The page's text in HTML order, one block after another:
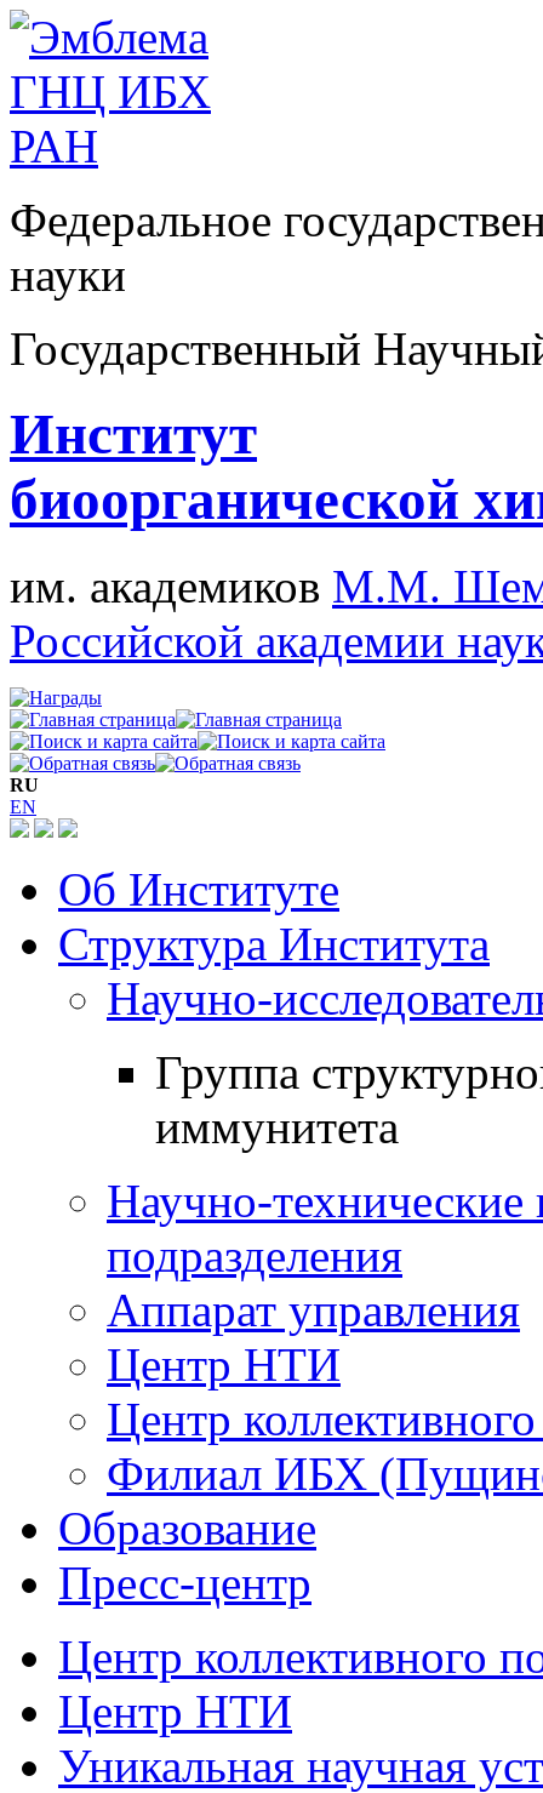
Федеральное
науки
Государственный
Институт
биоорганической
им. академиков М.М.
Российской академии
RU
EN
Об Институте
Структура Института
Научно-
Группа
иммунитета
Научно-технические
подразделения
Аппарат управления
Центр НТИ
Центр
Филиал ИБХ
Образование
Пресс-центр
Центр коллективного
Центр НТИ
Уникальная научная